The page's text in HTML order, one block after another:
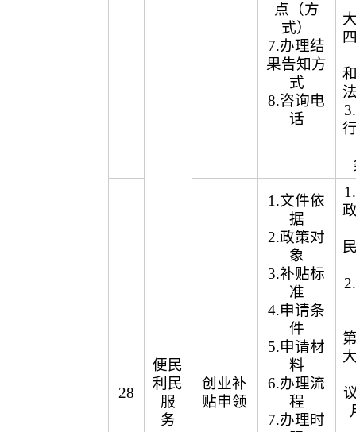
便民
利民
服
务
点（方
式）
7.办理结
果告知方
式
8.咨询电
话
28
创业补
贴申领
1.文件依
据
2.政策对
象
3.补贴标
准
4.申请条
件
5.申请材
料
6.办理流
程
7.办理时